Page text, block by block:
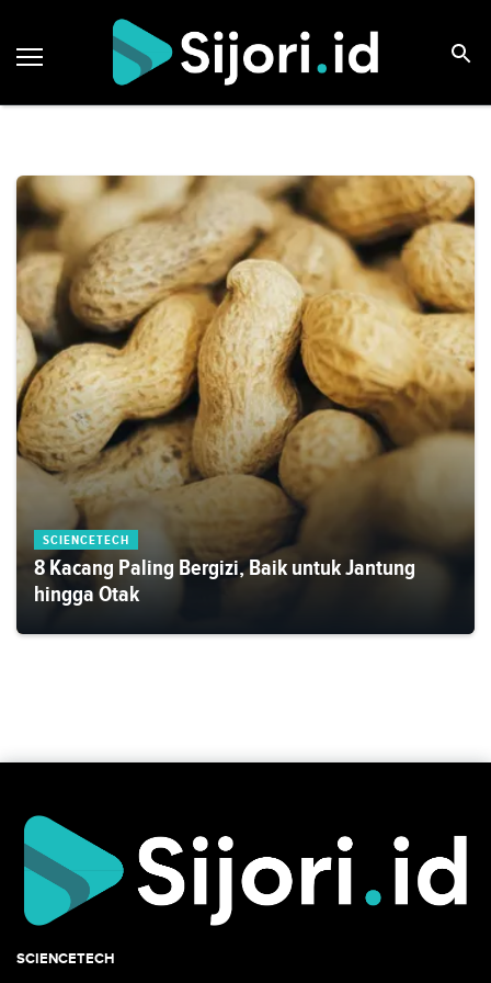
SCIENCETECH
8 Kacang Paling Bergizi, Baik untuk Jantung
hingga Otak
SCIENCETECH